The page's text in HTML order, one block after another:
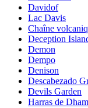
Davidof
Lac Davis
Chaîne
Deception
Demon
Dempo
Denison
Descabezado
Devils Garden
Harras de